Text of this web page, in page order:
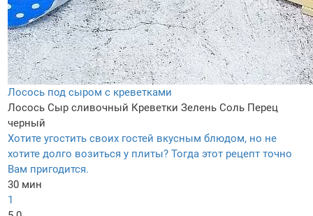
Лосось под сыром с креветками
Лосось Сыр сливочный Креветки Зелень Соль Перец
черный
Хотите угостить своих гостей вкусным блюдом, но не
хотите долго возиться у плиты? Тогда этот рецепт точно
Вам пригодится.
30 мин
1